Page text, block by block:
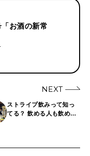
お酒の新常
NEXT
ストライプ飲みって知っ
てる？ 飲める人も飲めな